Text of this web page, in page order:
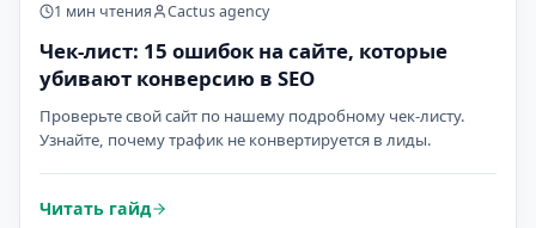
1 мин чтения Cactus agency
Чек-лист: 15 ошибок на сайте, которые
убивают конверсию в SEO
Проверьте свой сайт по нашему подробному чек-листу.
Узнайте, почему трафик не конвертируется в лиды.
Читать гайд